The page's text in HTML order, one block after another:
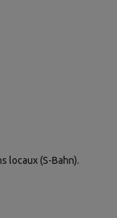
locaux (S-Bahn).